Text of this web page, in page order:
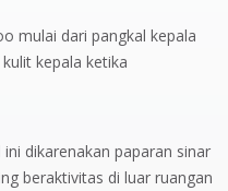
mulai dari pangkal kepala
kepala ketika
dikarenakan paparan sinar
beraktivitas di luar ruangan